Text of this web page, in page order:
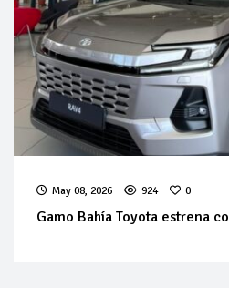
May 08, 2026 924 0
Gamo Bahía Toyota estrena